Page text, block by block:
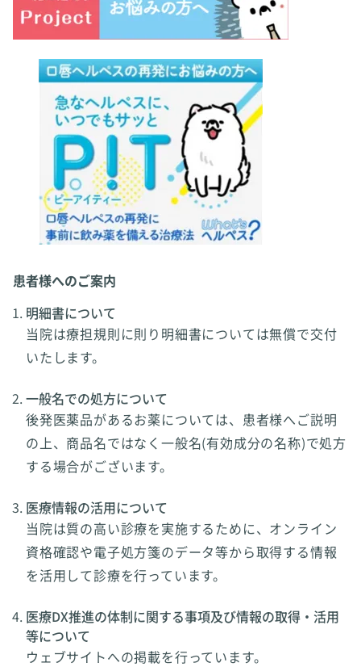
患者様へのご案内
明細書について
当院は療担規則に則り明細書については無償で交付
いたします。
一般名での処方について
後発医薬品があるお薬については、患者様へご説明
の上、商品名ではなく一般名(有効成分の名称)で処方
する場合がございます。
医療情報の活用について
当院は質の高い診療を実施するために、オンライン
資格確認や電子処方箋のデータ等から取得する情報
を活用して診療を行っています。
医療DX推進の体制に関する事項及び情報の取得・活用
等について
ウェブサイトへの掲載を行っています。